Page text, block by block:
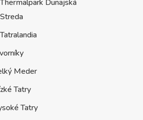
Thermalpark Dunajská
Streda
Tatralandia
Meder
Tatry
Tatry